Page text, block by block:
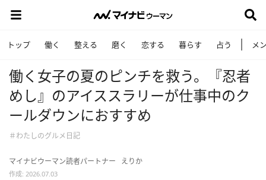
トップ 働く 整える 磨く 恋する 暮らす 占う メ
働く女子の夏のピンチを救う。『忍者
めし』のアイススラリーが仕事中のク
ールダウンにおすすめ
＃わたしのグルメ日記
マイナビウーマン読者パートナー えりか
作成: 2026.07.03